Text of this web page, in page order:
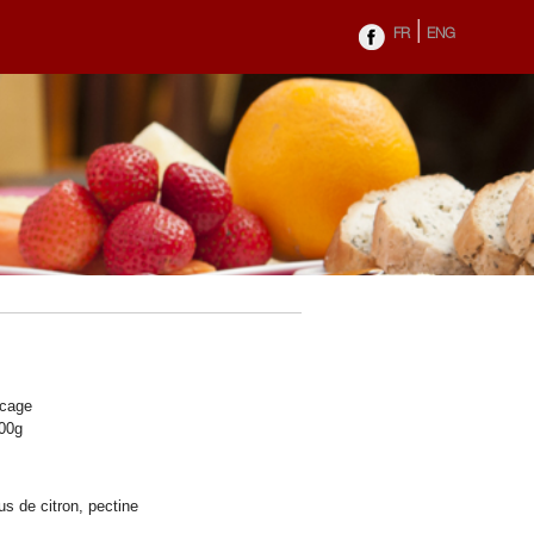
FR ENG
de citron, pectine